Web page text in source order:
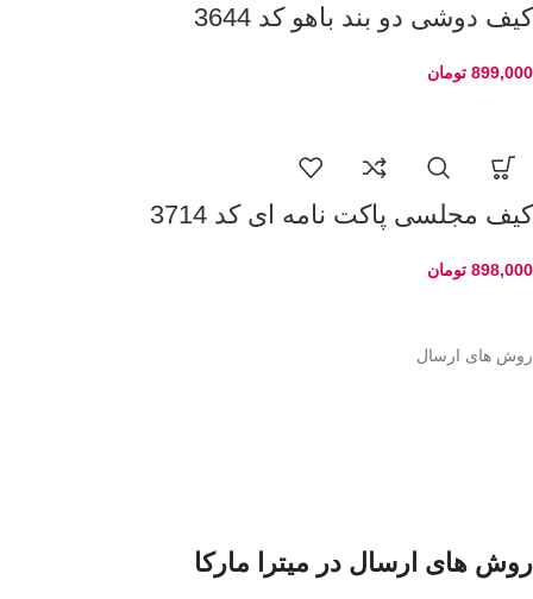
کیف دوشی دو بند باهو کد 3644
899,000 تومان
کیف مجلسی پاکت نامه ای کد 3714
898,000 تومان
روش های ارسال
روش های ارسال در میترا مارکا